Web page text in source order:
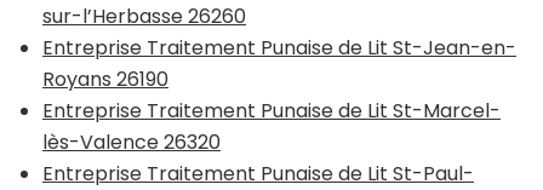
sur-l’Herbasse 26260
Entreprise Traitement Punaise de Lit St-Jean-en-
Royans 26190
Entreprise Traitement Punaise de Lit St-Marcel-
lès-Valence 26320
Entreprise Traitement Punaise de Lit St-Paul-